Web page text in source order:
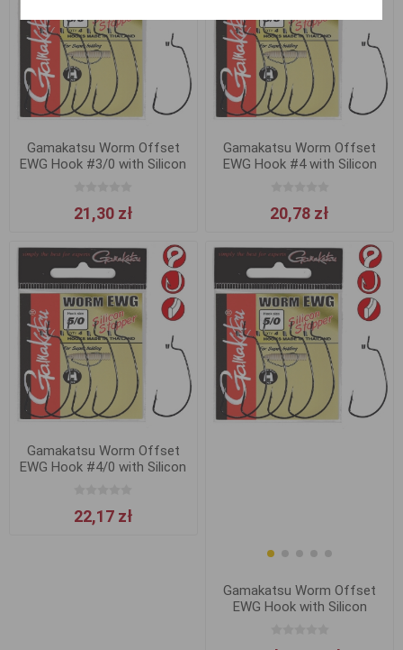
Gamakatsu Worm Offset
EWG Hook #3/0 with Silicon
21,30 zł
Gamakatsu Worm Offset
EWG Hook #4 with Silicon
20,78 zł
Gamakatsu Worm Offset
EWG Hook #4/0 with Silicon
22,17 zł
Gamakatsu Worm Offset
EWG Hook with Silicon